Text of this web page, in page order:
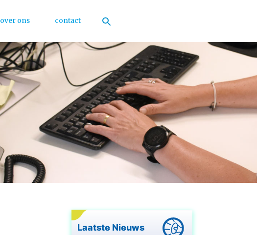
over ons contact
Laatste Nieuws